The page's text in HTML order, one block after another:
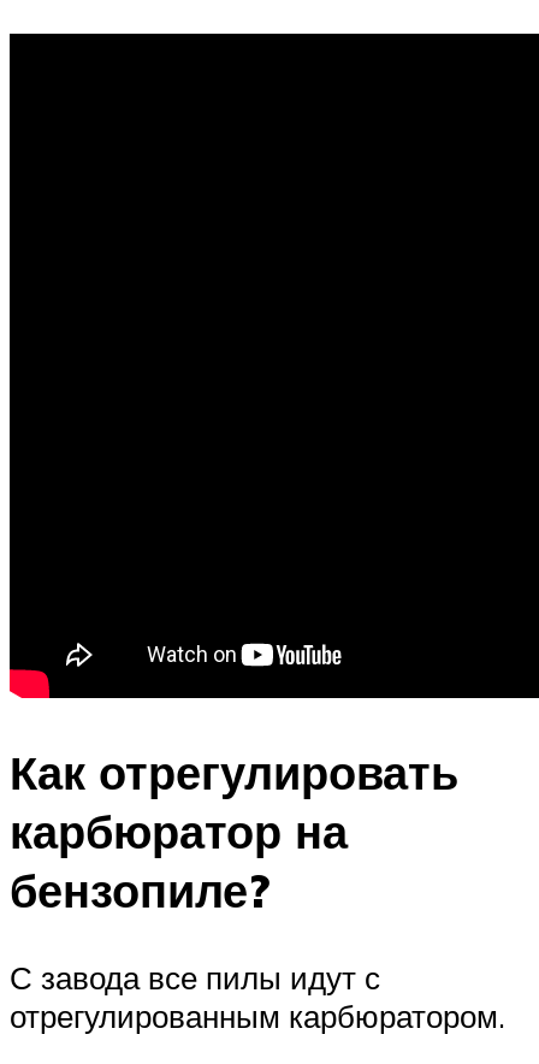
Как отрегулировать
карбюратор на
бензопиле?
С завода все пилы идут с
отрегулированным карбюратором.